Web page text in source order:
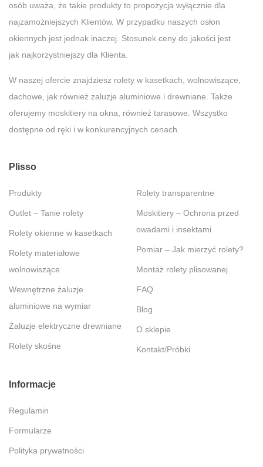
osób uważa, że takie produkty to propozycja wyłącznie dla
najzamożniejszych Klientów. W przypadku naszych osłon
okiennych jest jednak inaczej. Stosunek ceny do jakości jest
jak najkorzystniejszy dla Klienta.
W naszej ofercie znajdziesz rolety w kasetkach, wolnowiszące,
dachowe, jak również żaluzje aluminiowe i drewniane. Także
oferujemy moskitiery na okna, również tarasowe. Wszystko
dostępne od ręki i w konkurencyjnych cenach.
Plisso
Produkty
Outlet – Tanie rolety
Rolety okienne w kasetkach
Rolety materiałowe
wolnowiszące
Wewnętrzne żaluzje
aluminiowe na wymiar
Żaluzje elektryczne drewniane
Rolety skośne
Rolety transparentne
Moskitiery – Ochrona przed
owadami i insektami
Pomiar – Jak mierzyć rolety?
Montaż rolety plisowanej
FAQ
Blog
O sklepie
Kontakt/Próbki
Informacje
Regulamin
Formularze
Polityka prywatności